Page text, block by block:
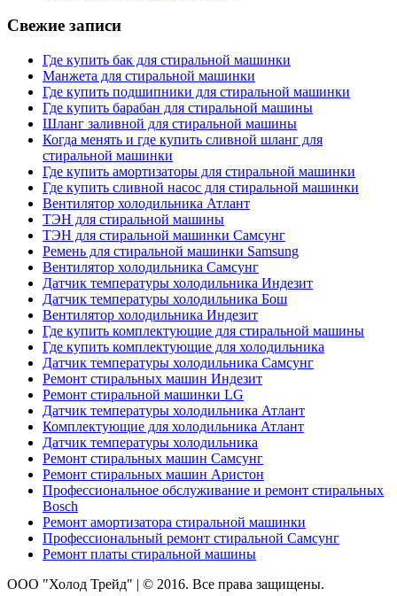
Свежие записи
Где купить бак для стиральной машинки
Манжета для стиральной машинки
Где купить подшипники для стиральной машинки
Где купить барабан для стиральной машины
Шланг заливной для стиральной машины
Когда менять и где купить сливной шланг для
стиральной машинки
Где купить амортизаторы для стиральной машинки
Где купить сливной насос для стиральной машинки
Вентилятор холодильника Атлант
ТЭН для стиральной машины
ТЭН для стиральной машинки Самсунг
Ремень для стиральной машинки Samsung
Вентилятор холодильника Самсунг
Датчик температуры холодильника Индезит
Датчик температуры холодильника Бош
Вентилятор холодильника Индезит
Где купить комплектующие для стиральной машины
Где купить комплектующие для холодильника
Датчик температуры холодильника Самсунг
Ремонт стиральных машин Индезит
Ремонт стиральной машинки LG
Датчик температуры холодильника Атлант
Комплектующие для холодильника Атлант
Датчик температуры холодильника
Ремонт стиральных машин Самсунг
Ремонт стиральных машин Аристон
Профессиональное обслуживание и ремонт стиральных
Bosch
Ремонт амортизатора стиральной машинки
Профессиональный ремонт стиральной Самсунг
Ремонт платы стиральной машины
ООО "Холод Трейд" | © 2016. Все права защищены.